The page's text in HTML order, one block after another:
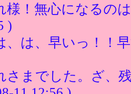
様！無心になるの
)
、は、早いっ！！
さまでした。ざ、